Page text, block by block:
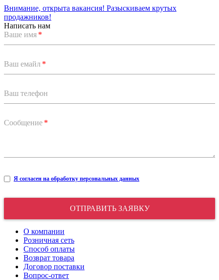
Внимание, открыта вакансия! Разыскиваем крутых
продажников!
Написать нам
Ваше имя *
Ваш емайл *
Ваш телефон
Сообщение *
Я согласен на обработку персональных данных
ОТПРАВИТЬ ЗАЯВКУ
О компании
Розничная сеть
Способ оплаты
Возврат товара
Договор поставки
Вопрос-ответ